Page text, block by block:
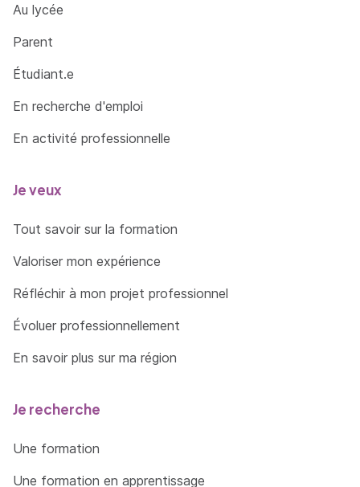
Au lycée
Parent
Étudiant.e
En recherche d'emploi
En activité professionnelle
Je veux
Tout savoir sur la formation
Valoriser mon expérience
Réfléchir à mon projet professionnel
Évoluer professionnellement
En savoir plus sur ma région
Je recherche
Une formation
Une formation en apprentissage